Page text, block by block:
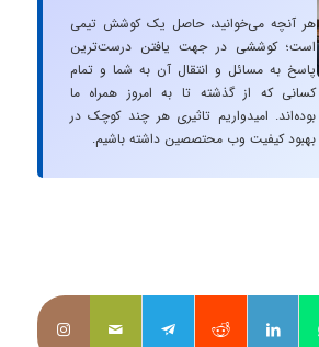
هر آنچه می‌خوانید، حاصل یک کوشش تیمی
است؛ کوششی در جهت یافتن درست‌ترین
پاسخ به مسائل و انتقال آن به شما و تمام
کسانی که از گذشته تا به امروز همراه ما
بوده‌اند. امیدواریم تاثیری هر چند کوچک در
بهبود کیفیت وب محتصصین داشته باشیم.